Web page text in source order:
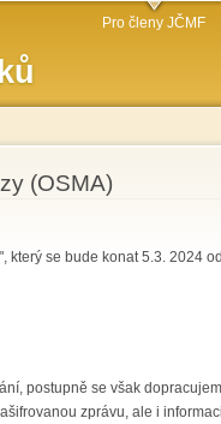
obsahu
Pro členy JČMF
(OSMA)
který se bude konat 5.3. 2024
postupně se však
zprávu, ale i